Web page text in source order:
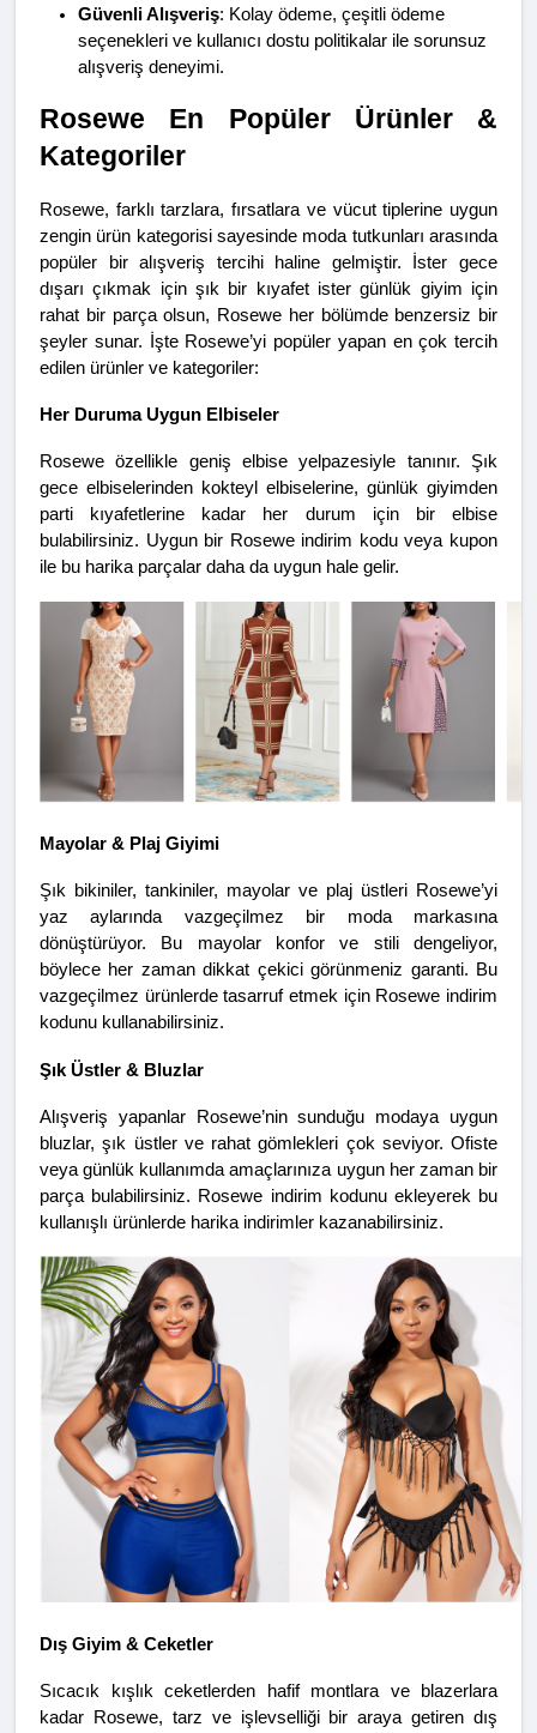
Güvenli Alışveriş: Kolay ödeme, çeşitli ödeme
seçenekleri ve kullanıcı dostu politikalar ile sorunsuz
alışveriş deneyimi.
Rosewe En Popüler Ürünler &
Kategoriler
Rosewe, farklı tarzlara, fırsatlara ve vücut tiplerine uygun
zengin ürün kategorisi sayesinde moda tutkunları arasında
popüler bir alışveriş tercihi haline gelmiştir. İster gece
dışarı çıkmak için şık bir kıyafet ister günlük giyim için
rahat bir parça olsun, Rosewe her bölümde benzersiz bir
şeyler sunar. İşte Rosewe’yi popüler yapan en çok tercih
edilen ürünler ve kategoriler:
Her Duruma Uygun Elbiseler
Rosewe özellikle geniş elbise yelpazesiyle tanınır. Şık
gece elbiselerinden kokteyl elbiselerine, günlük giyimden
parti kıyafetlerine kadar her durum için bir elbise
bulabilirsiniz. Uygun bir Rosewe indirim kodu veya kupon
ile bu harika parçalar daha da uygun hale gelir.
Mayolar & Plaj Giyimi
Şık bikiniler, tankiniler, mayolar ve plaj üstleri Rosewe’yi
yaz aylarında vazgeçilmez bir moda markasına
dönüştürüyor. Bu mayolar konfor ve stili dengeliyor,
böylece her zaman dikkat çekici görünmeniz garanti. Bu
vazgeçilmez ürünlerde tasarruf etmek için Rosewe indirim
kodunu kullanabilirsiniz.
Şık Üstler & Bluzlar
Alışveriş yapanlar Rosewe’nin sunduğu modaya uygun
bluzlar, şık üstler ve rahat gömlekleri çok seviyor. Ofiste
veya günlük kullanımda amaçlarınıza uygun her zaman bir
parça bulabilirsiniz. Rosewe indirim kodunu ekleyerek bu
kullanışlı ürünlerde harika indirimler kazanabilirsiniz.
Dış Giyim & Ceketler
Sıcacık kışlık ceketlerden hafif montlara ve blazerlara
kadar Rosewe, tarz ve işlevselliği bir araya getiren dış